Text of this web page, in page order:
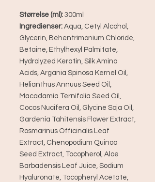
Størrelse (ml): 300ml
Ingredienser: Aqua, Cetyl Alcohol,
Glycerin, Behentrimonium Chloride,
Betaine, Ethylhexyl Palmitate,
Hydrolyzed Keratin, Silk Amino
Acids, Argania Spinosa Kernel Oil,
Helianthus Annuus Seed Oil,
Macadamia Ternifolia Seed Oil,
Cocos Nucifera Oil, Glycine Soja Oil,
Gardenia Tahitensis Flower Extract,
Rosmarinus Officinalis Leaf
Extract, Chenopodium Quinoa
Seed Extract, Tocopherol, Aloe
Barbadensis Leaf Juice, Sodium
Hyaluronate, Tocopheryl Acetate,